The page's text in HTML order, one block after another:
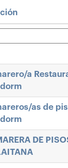
a
as de
DE